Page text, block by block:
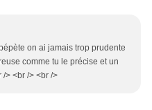
on ai jamais trop prudente
comme tu le précise et un
> <br /> <br />